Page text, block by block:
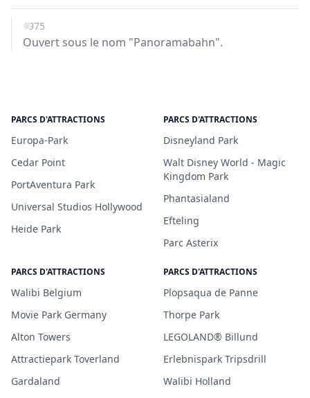
1975
Ouvert sous le nom "Panoramabahn".
PARCS D'ATTRACTIONS
Europa-Park
Cedar Point
PortAventura Park
Universal Studios Hollywood
Heide Park
PARCS D'ATTRACTIONS
Disneyland Park
Walt Disney World - Magic
Kingdom Park
Phantasialand
Efteling
Parc Asterix
PARCS D'ATTRACTIONS
Walibi Belgium
Movie Park Germany
Alton Towers
Attractiepark Toverland
Gardaland
PARCS D'ATTRACTIONS
Plopsaqua de Panne
Thorpe Park
LEGOLAND® Billund
Erlebnispark Tripsdrill
Walibi Holland